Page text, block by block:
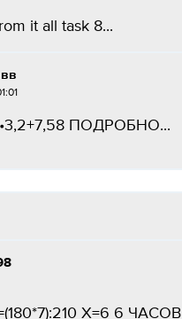
it all task 8​...
ПОДРОБНО...
Х=6 6 ЧАСОВ